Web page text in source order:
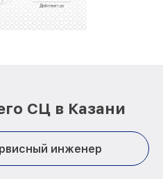
СЦ в Казани
инженер